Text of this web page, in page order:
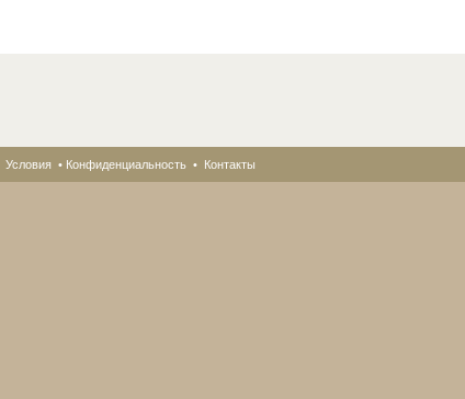
Условия • Конфиденциальность • Контакты